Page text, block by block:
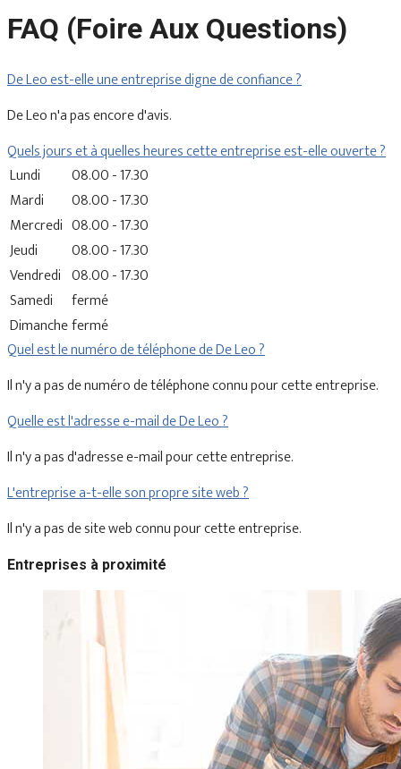
FAQ (Foire Aux Questions)
De Leo est-elle une entreprise digne de confiance ?
De Leo n'a pas encore d'avis.
Quels jours et à quelles heures cette entreprise est-elle ouverte ?
Lundi
08.00 - 17.30
Mardi
08.00 - 17.30
Mercredi 08.00 - 17.30
Jeudi
08.00 - 17.30
Vendredi 08.00 - 17.30
Samedi
fermé
Dimanchefermé
Quel est le numéro de téléphone de De Leo ?
Il n'y a pas de numéro de téléphone connu pour cette entreprise.
Quelle est l'adresse e-mail de De Leo ?
Il n'y a pas d'adresse e-mail pour cette entreprise.
L'entreprise a-t-elle son propre site web ?
Il n'y a pas de site web connu pour cette entreprise.
Entreprises à proximité